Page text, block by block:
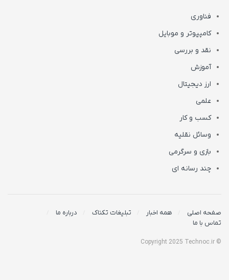
فناوری
کامپیوتر و موبایل
نقد و بررسی
آموزش
ارز دیجیتال
علمی
کسب و کار
وسائل نقلیه
بازی و سرگرمی
چند رسانه ای
صفحه اصلی همه اخبار تبلیغات تکناک
درباره ما
تماس با ما
© Copyright 2025 Technoc.ir